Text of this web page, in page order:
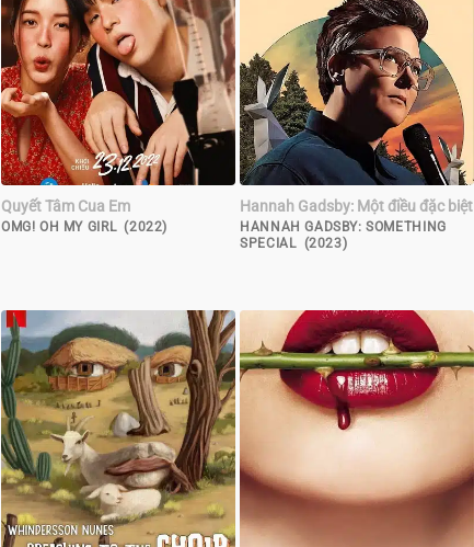
Quyết Tâm Cua Em
OMG! OH MY GIRL (2022)
Hannah Gadsby: Một điều đặc biệt
HANNAH GADSBY: SOMETHING
SPECIAL (2023)